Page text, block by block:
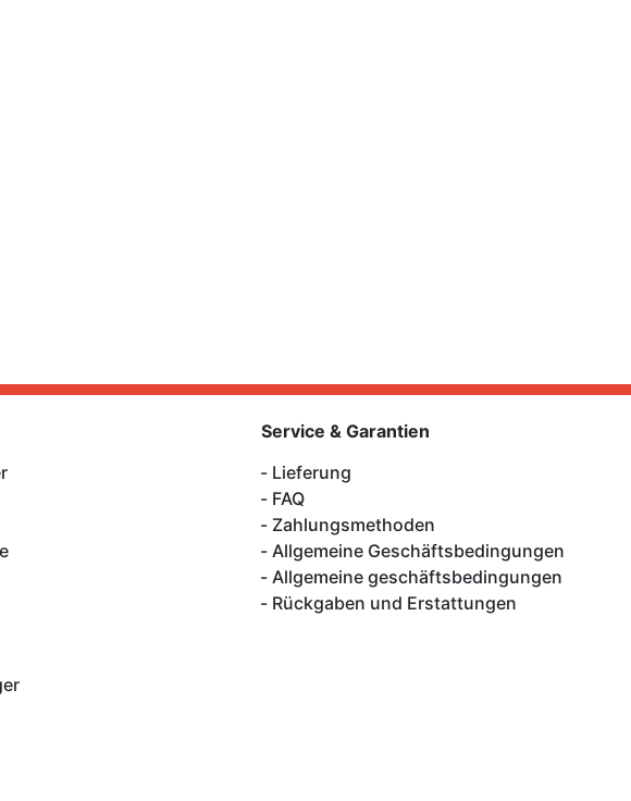
Service & Garantien
Lieferung
FAQ
Zahlungsmethoden
Allgemeine Geschäftsbedingungen
Allgemeine geschäftsbedingungen
Rückgaben und Erstattungen